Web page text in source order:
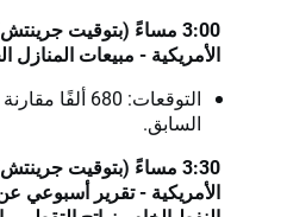
3:00 مساءً (بتوقيت
الأمريكية - مبيعات المنازل
السابق.
3:30 مساءً (بتوقيت
الأمريكية - تقرير أسبوعي